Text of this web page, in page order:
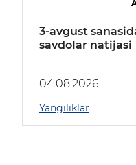
3-avgust
savdolar natijasi
04.08.2026
Yangiliklar